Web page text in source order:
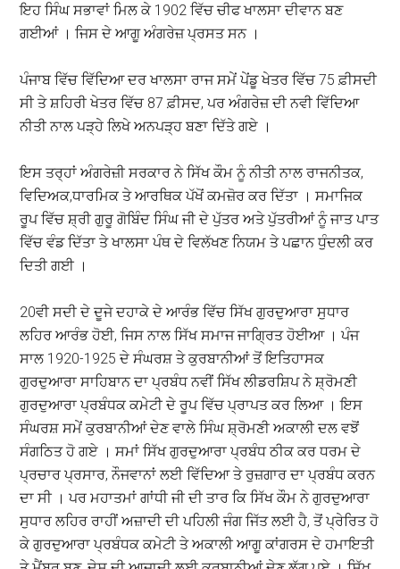
ਇਹ ਸਿੰਘ ਸਭਾਵਾਂ ਮਿਲ ਕੇ 1902 ਵਿੱਚ ਚੀਫ ਖਾਲਸਾ ਦੀਵਾਨ ਬਣ
ਗਈਆਂ । ਜਿਸ ਦੇ ਆਗੂ ਅੰਗਰੇਜ਼ ਪ੍ਰਸਤ ਸਨ ।
ਪੰਜਾਬ ਵਿੱਚ ਵਿੱਦਿਆ ਦਰ ਖਾਲਸਾ ਰਾਜ ਸਮੇਂ ਪੇਂਡੂ ਖੇਤਰ ਵਿੱਚ 75 ਫ਼ੀਸਦੀ
ਸੀ ਤੇ ਸ਼ਹਿਰੀ ਖੇਤਰ ਵਿੱਚ 87 ਫ਼ੀਸਦ, ਪਰ ਅੰਗਰੇਜ਼ ਦੀ ਨਵੀ ਵਿੱਦਿਆ
ਨੀਤੀ ਨਾਲ ਪੜ੍ਹੇ ਲਿਖੇ ਅਨਪੜ੍ਹ ਬਣਾ ਦਿੱਤੇ ਗਏ ।
ਇਸ ਤਰ੍ਹਾਂ ਅੰਗਰੇਜ਼ੀ ਸਰਕਾਰ ਨੇ ਸਿੱਖ ਕੌਮ ਨੂੰ ਨੀਤੀ ਨਾਲ ਰਾਜਨੀਤਕ,
ਵਿਦਿਅਕ,ਧਾਰਮਿਕ ਤੇ ਆਰਥਿਕ ਪੱਖੋਂ ਕਮਜ਼ੋਰ ਕਰ ਦਿੱਤਾ । ਸਮਾਜਿਕ
ਰੂਪ ਵਿੱਚ ਸ਼੍ਰੀ ਗੁਰੂ ਗੋਬਿੰਦ ਸਿੰਘ ਜੀ ਦੇ ਪੁੱਤਰ ਅਤੇ ਪੁੱਤਰੀਆਂ ਨੂੰ ਜਾਤ ਪਾਤ
ਵਿੱਚ ਵੰਡ ਦਿੱਤਾ ਤੇ ਖਾਲਸਾ ਪੰਥ ਦੇ ਵਿਲੱਖਣ ਨਿਯਮ ਤੇ ਪਛਾਨ ਧੁੰਦਲੀ ਕਰ
ਦਿਤੀ ਗਈ ।
20ਵੀ ਸਦੀ ਦੇ ਦੂਜੇ ਦਹਾਕੇ ਦੇ ਆਰੰਭ ਵਿੱਚ ਸਿੱਖ ਗੁਰਦੁਆਰਾ ਸੁਧਾਰ
ਲਹਿਰ ਆਰੰਭ ਹੋਈ, ਜਿਸ ਨਾਲ ਸਿੱਖ ਸਮਾਜ ਜਾਗ੍ਰਿਤ ਹੋਈਆ । ਪੰਜ
ਸਾਲ 1920-1925 ਦੇ ਸੰਘਰਸ਼ ਤੇ ਕੁਰਬਾਨੀਆਂ ਤੋਂ ਇਤਿਹਾਸਕ
ਗੁਰਦੁਆਰਾ ਸਾਹਿਬਾਨ ਦਾ ਪ੍ਰਬੰਧ ਨਵੀਂ ਸਿੱਖ ਲੀਡਰਸ਼ਿਪ ਨੇ ਸ਼੍ਰੋਮਣੀ
ਗੁਰਦੁਆਰਾ ਪ੍ਰਬੰਧਕ ਕਮੇਟੀ ਦੇ ਰੂਪ ਵਿੱਚ ਪ੍ਰਾਪਤ ਕਰ ਲਿਆ । ਇਸ
ਸੰਘਰਸ਼ ਸਮੇਂ ਕੁਰਬਾਨੀਆਂ ਦੇਣ ਵਾਲੇ ਸਿੰਘ ਸ਼੍ਰੋਮਣੀ ਅਕਾਲੀ ਦਲ ਵਝੋਂ
ਸੰਗਠਿਤ ਹੋ ਗਏ । ਸਮਾਂ ਸਿੱਖ ਗੁਰਦੁਆਰਾ ਪ੍ਰਬੰਧ ਠੀਕ ਕਰ ਧਰਮ ਦੇ
ਪ੍ਰਚਾਰ ਪ੍ਰਸਾਰ, ਨੌਜਵਾਨਾਂ ਲਈ ਵਿੱਦਿਆ ਤੇ ਰੁਜ਼ਗਾਰ ਦਾ ਪ੍ਰਬੰਧ ਕਰਨ
ਦਾ ਸੀ । ਪਰ ਮਹਾਤਮਾਂ ਗਾਂਧੀ ਜੀ ਦੀ ਤਾਰ ਕਿ ਸਿੱਖ ਕੌਮ ਨੇ ਗੁਰਦੁਆਰਾ
ਸੁਧਾਰ ਲਹਿਰ ਰਾਹੀਂ ਅਜ਼ਾਦੀ ਦੀ ਪਹਿਲੀ ਜੰਗ ਜਿੱਤ ਲਈ ਹੈ, ਤੋਂ ਪ੍ਰੇਰਿਤ ਹੋ
ਕੇ ਗੁਰਦੁਆਰਾ ਪ੍ਰਬੰਧਕ ਕਮੇਟੀ ਤੇ ਅਕਾਲੀ ਆਗੂ ਕਾਂਗਰਸ ਦੇ ਹਮਾਇਤੀ